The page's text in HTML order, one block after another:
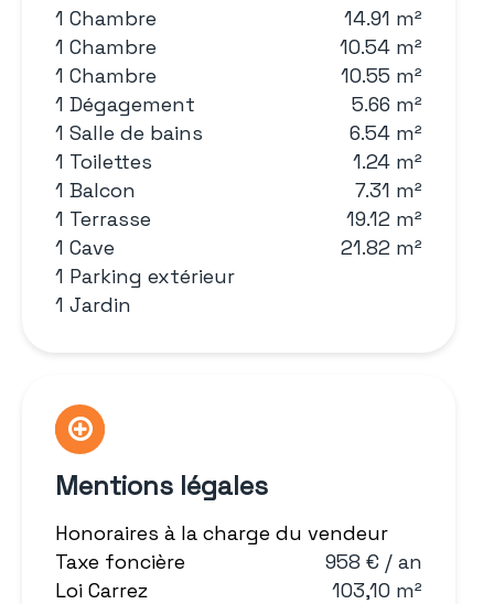
1 Chambre
14.91 m²
1 Chambre
10.54 m²
1 Chambre
10.55 m²
1 Dégagement
5.66 m²
1 Salle de bains
6.54 m²
1 Toilettes
1.24 m²
1 Balcon
7.31 m²
1 Terrasse
19.12 m²
1 Cave
21.82 m²
1 Parking extérieur
1 Jardin
Mentions légales
Honoraires à la charge du vendeur
Taxe foncière
958 € / an
Loi Carrez
103,10 m²